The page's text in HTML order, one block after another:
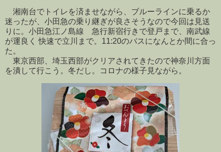
湘南台でトイレを済ませながら、ブルーラインに乗るか
迷ったが、小田急の乗り継ぎが良さそうなので今回は見送
りに。小田急江ノ島線 急行新宿行きで登戸まで、南武線
が運良く 快速で立川まで。11:20のバスになんとか間に合っ
た。
東京西部、埼玉西部がクリアされてきたので神奈川方面
を潰して行こう。冬だし。コロナの様子見ながら。